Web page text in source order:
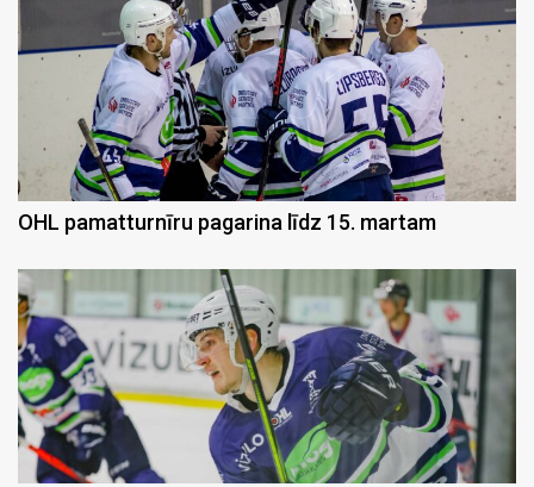
OHL pamatturnīru pagarina līdz 15. martam